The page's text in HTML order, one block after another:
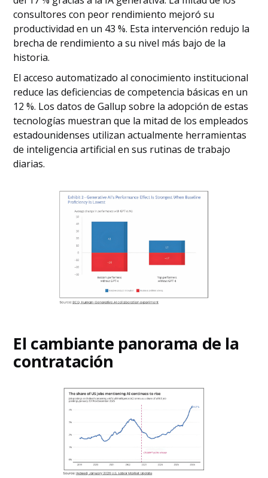
consultores con peor rendimiento mejoró su
productividad en un 43 %. Esta intervención redujo la
brecha de rendimiento a su nivel más bajo de la
historia.
El acceso automatizado al conocimiento institucional
reduce las deficiencias de competencia básicas en un
12 %. Los datos de Gallup sobre la adopción de estas
tecnologías muestran que la mitad de los empleados
estadounidenses utilizan actualmente herramientas
de inteligencia artificial en sus rutinas de trabajo
diarias.
El cambiante panorama de la
contratación